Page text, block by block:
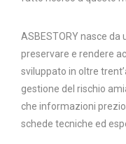
ASBESTORY nasce
preservare e rendere
sviluppato in oltre
gestione del rischio
che informazioni
schede tecniche ed